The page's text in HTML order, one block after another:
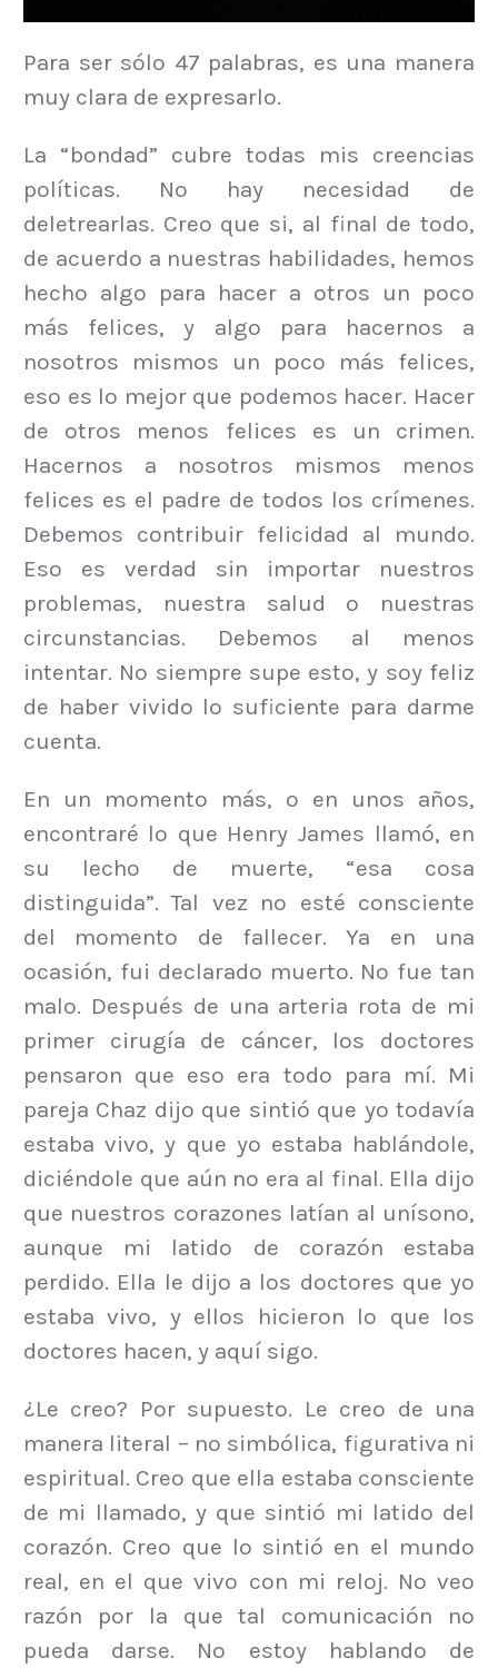
Para ser sólo 47 palabras, es una manera
muy clara de expresarlo.
La “bondad” cubre todas mis creencias
políticas. No hay necesidad de
deletrearlas. Creo que si, al final de todo,
de acuerdo a nuestras habilidades, hemos
hecho algo para hacer a otros un poco
más felices, y algo para hacernos a
nosotros mismos un poco más felices,
eso es lo mejor que podemos hacer. Hacer
de otros menos felices es un crimen.
Hacernos a nosotros mismos menos
felices es el padre de todos los crímenes.
Debemos contribuir felicidad al mundo.
Eso es verdad sin importar nuestros
problemas, nuestra salud o nuestras
circunstancias. Debemos al menos
intentar. No siempre supe esto, y soy feliz
de haber vivido lo suficiente para darme
cuenta.
En un momento más, o en unos años,
encontraré lo que Henry James llamó, en
su lecho de muerte, “esa cosa
distinguida”. Tal vez no esté consciente
del momento de fallecer. Ya en una
ocasión, fui declarado muerto. No fue tan
malo. Después de una arteria rota de mi
primer cirugía de cáncer, los doctores
pensaron que eso era todo para mí. Mi
pareja Chaz dijo que sintió que yo todavía
estaba vivo, y que yo estaba hablándole,
diciéndole que aún no era al final. Ella dijo
que nuestros corazones latían al unísono,
aunque mi latido de corazón estaba
perdido. Ella le dijo a los doctores que yo
estaba vivo, y ellos hicieron lo que los
doctores hacen, y aquí sigo.
¿Le creo? Por supuesto. Le creo de una
manera literal – no simbólica, figurativa ni
espiritual. Creo que ella estaba consciente
de mi llamado, y que sintió mi latido del
corazón. Creo que lo sintió en el mundo
real, en el que vivo con mi reloj. No veo
razón por la que tal comunicación no
pueda darse. No estoy hablando de